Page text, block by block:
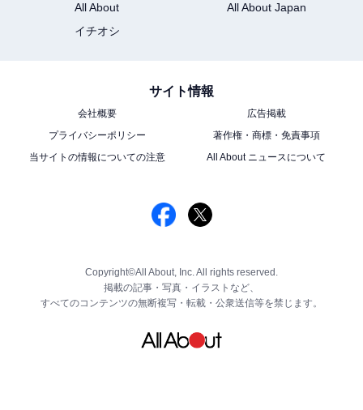
All About
All About Japan
イチオシ
サイト情報
会社概要
広告掲載
プライバシーポリシー
著作権・商標・免責事項
当サイトの情報についての注意
All About ニュースについて
Copyright©All About, Inc. All rights reserved.
掲載の記事・写真・イラストなど、
すべてのコンテンツの無断複写・転載・公衆送信等を禁じます。